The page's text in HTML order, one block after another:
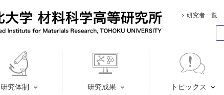
研究体制 研究成果 トピックス
研究者一覧